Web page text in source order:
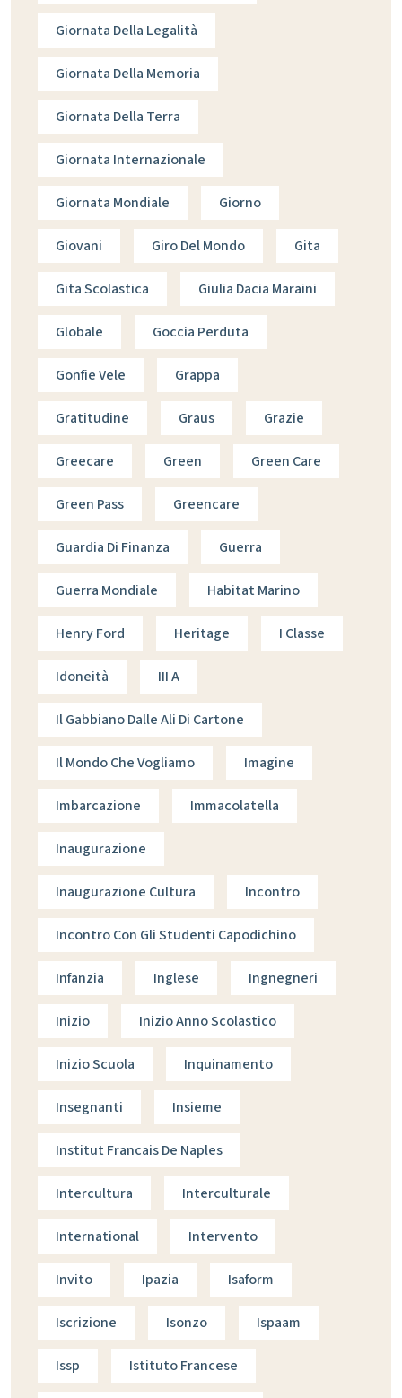
Giornata Della Legalità
Giornata Della Memoria
Giornata Della Terra
Giornata Internazionale
Giornata Mondiale Giorno
Giovani Giro Del Mondo Gita
Gita Scolastica Giulia Dacia Maraini
Globale Goccia Perduta
Gonfie Vele Grappa
Gratitudine Graus Grazie
Greecare Green Green Care
Green Pass Greencare
Guardia Di Finanza Guerra
Guerra Mondiale Habitat Marino
Henry Ford Heritage I Classe
Idoneità III A
Il Gabbiano Dalle Ali Di Cartone
Il Mondo Che Vogliamo Imagine
Imbarcazione Immacolatella
Inaugurazione
Inaugurazione Cultura Incontro
Incontro Con Gli Studenti Capodichino
Infanzia Inglese Ingnegneri
Inizio Inizio Anno Scolastico
Inizio Scuola Inquinamento
Insegnanti Insieme
Institut Francais De Naples
Intercultura Interculturale
International Intervento
Invito Ipazia Isaform
Iscrizione Isonzo Ispaam
Issp Istituto Francese